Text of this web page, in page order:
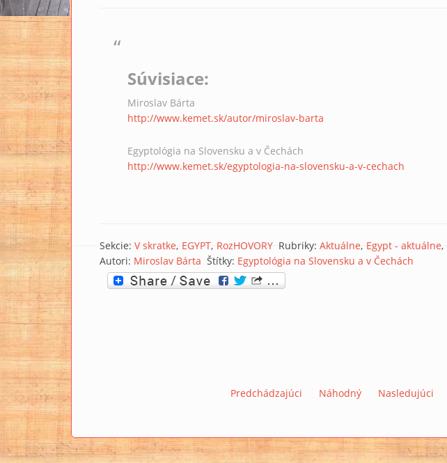
Súvisiace:
Miroslav Bárta
http://www.kemet.sk/autor/miroslav-barta
Egyptológia na Slovensku a v Čechách
http://www.kemet.sk/egyptologia-na-slovensku-a-v-cechach
Sekcie: V skratke EGYPT RozHOVORY Rubriky: Aktuálne Egypt - aktuálne
Autori: Miroslav Bárta Štítky: Egyptológia na Slovensku a v Čechách
Predchádzajúci Náhodný Nasledujúci